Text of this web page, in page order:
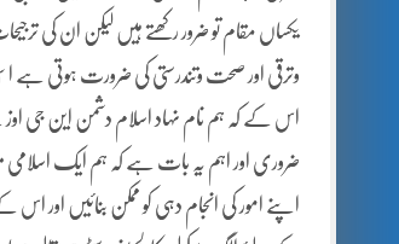
یکساں مقام تو ضرور رکھتے ہیں لیکن ان کی
وترقی اور صحت وتندرستی کی ضرورت ہوتی ہے
اس کے کہ ہم نام نہاد اسلام دشمن این جی اوز کے
ضروری اور اہم یہ بات ہے کہ ہم ایک اسلامی
اپنے امور کی انجام دہی کو ممکن بنائیں اور